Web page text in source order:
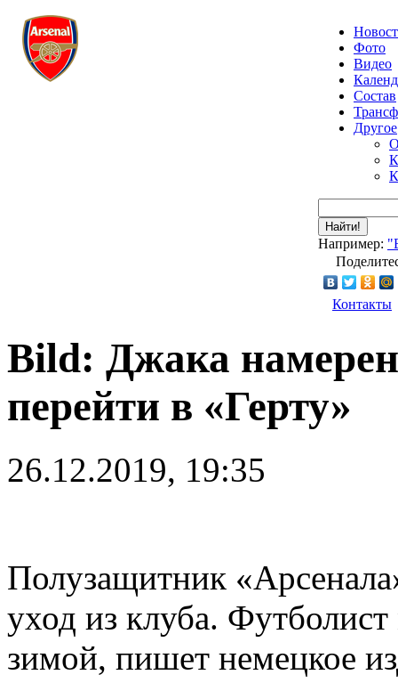
Фото
Видео
Состав
Другое
Найти!
Например:
Контакты
Bild: Джака
перейти в «Герту»
26.12.2019, 19:35
Полузащитник
уход из клуба.
зимой, пишет немецкое